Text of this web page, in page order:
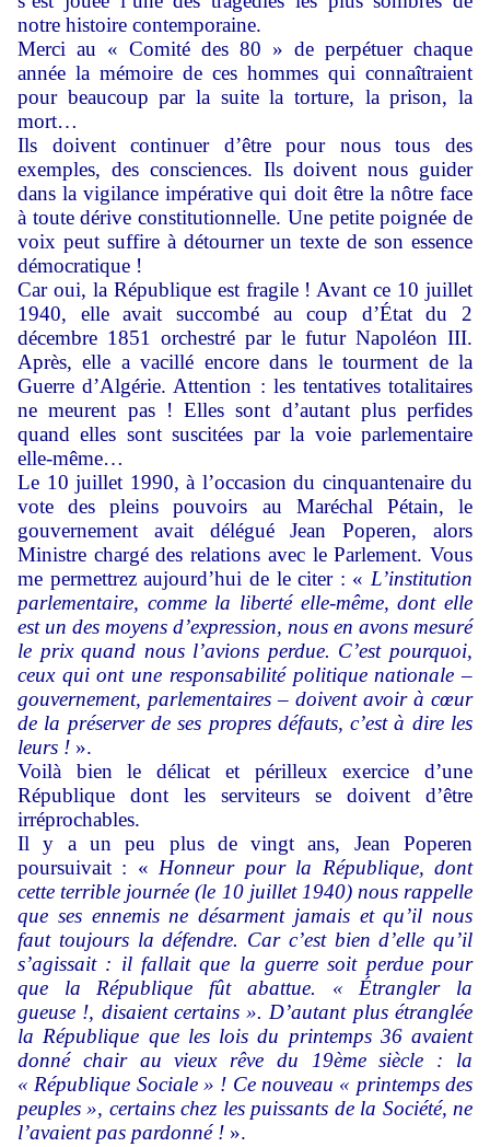
notre histoire contemporaine.
Merci au « Comité des 80 » de perpétuer chaque
année la mémoire de ces hommes qui connaîtraient
pour beaucoup par la suite la torture, la prison, la
mort…
Ils doivent continuer d’être pour nous tous des
exemples, des consciences. Ils doivent nous guider
dans la vigilance impérative qui doit être la nôtre face
à toute dérive constitutionnelle. Une petite poignée de
voix peut suffire à détourner un texte de son essence
démocratique !
Car oui, la République est fragile ! Avant ce 10 juillet
1940, elle avait succombé au coup d’État du 2
décembre 1851 orchestré par le futur Napoléon III.
Après, elle a vacillé encore dans le tourment de la
Guerre d’Algérie. Attention : les tentatives totalitaires
ne meurent pas ! Elles sont d’autant plus perfides
quand elles sont suscitées par la voie parlementaire
elle-même…
Le 10 juillet 1990, à l’occasion du cinquantenaire du
vote des pleins pouvoirs au Maréchal Pétain, le
gouvernement avait délégué Jean Poperen, alors
Ministre chargé des relations avec le Parlement. Vous
me permettrez aujourd’hui de le citer : « L’institution
parlementaire, comme la liberté elle-même, dont elle
est un des moyens d’expression, nous en avons mesuré
le prix quand nous l’avions perdue. C’est pourquoi,
ceux qui ont une responsabilité politique nationale –
gouvernement, parlementaires – doivent avoir à cœur
de la préserver de ses propres défauts, c’est à dire les
leurs ! ».
Voilà bien le délicat et périlleux exercice d’une
République dont les serviteurs se doivent d’être
irréprochables.
Il y a un peu plus de vingt ans, Jean Poperen
poursuivait : «Honneur pour la République, dont
cette terrible journée (le 10 juillet 1940) nous rappelle
que ses ennemis ne désarment jamais et qu’il nous
faut toujours la défendre. Car c’est bien d’elle qu’il
s’agissait : il fallait que la guerre soit perdue pour
que la République fût abattue. « Étrangler la
gueuse !, disaient certains ». D’autant plus étranglée
la République que les lois du printemps 36 avaient
donné chair au vieux rêve du 19ème siècle : la
« République Sociale » ! Ce nouveau « printemps des
peuples », certains chez les puissants de la Société, ne
l’avaient pas pardonné ! ».